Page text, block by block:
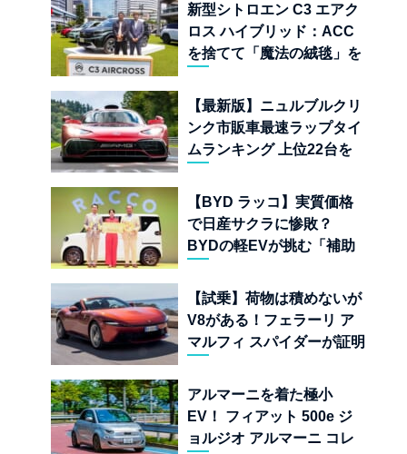
新型シトロエン C3 エアク
ロス ハイブリッド：ACC
を捨てて「魔法の絨毯」を
児
【最新版】ニュルブルクリ
ンク市販車最速ラップタイ
ムランキング 上位22台を
【BYD ラッコ】実質価格
で日産サクラに惨敗？
BYDの軽EVが挑む「補助
界
【試乗】荷物は積めないが
V8がある！フェラーリ ア
マルフィ スパイダーが証明
ーの至福
アルマーニを着た極小
EV！ フィアット 500e ジ
ョルジオ アルマーニ コレ